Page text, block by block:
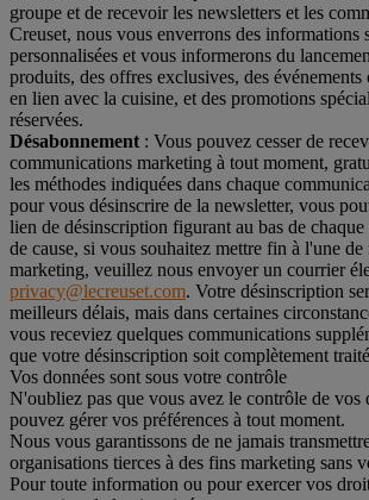
groupe et de recevoir les newsletters et les
Creuset, nous vous enverrons des informations
personnalisées et vous informerons du
produits, des offres exclusives, des événements
en lien avec la cuisine, et des promotions
réservées.
Désabonnement : Vous pouvez cesser de
communications marketing à tout moment,
les méthodes indiquées dans chaque
pour vous désinscrire de la newsletter, vous
lien de désinscription figurant au bas de
de cause, si vous souhaitez mettre fin à l'une de
marketing, veuillez nous envoyer un courrier
privacy@lecreuset.com. Votre désinscription
meilleurs délais, mais dans certaines
vous receviez quelques communications
que votre désinscription soit complètement
Vos données sont sous votre contrôle
N'oubliez pas que vous avez le contrôle de vos
pouvez gérer vos préférences à tout moment.
Nous vous garantissons de ne jamais
organisations tierces à des fins marketing sans
Pour toute information ou pour exercer vos